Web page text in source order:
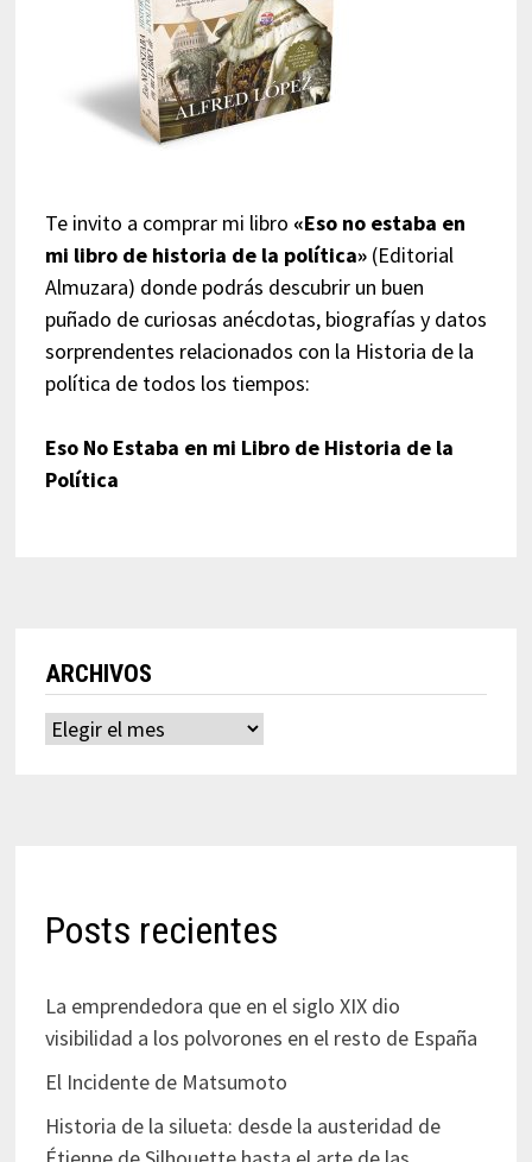
Te invito a comprar mi libro «Eso no estaba en
mi libro de historia de la política»(Editorial
Almuzara) donde podrás descubrir un buen
puñado de curiosas anécdotas, biografías y datos
sorprendentes relacionados con la Historia de la
política de todos los tiempos:
Eso No Estaba en mi Libro de Historia de la
Política
ARCHIVOS
Archivos
Posts recientes
La emprendedora que en el siglo XIX dio
visibilidad a los polvorones en el resto de España
El Incidente de Matsumoto
Historia de la silueta: desde la austeridad de